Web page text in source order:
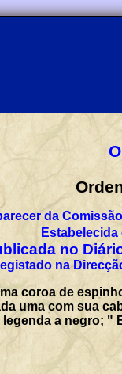
da
Estabelecida
no
na
coroa de
uma com sua
a negro; "